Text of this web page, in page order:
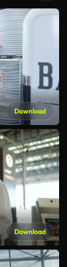
Download
Download